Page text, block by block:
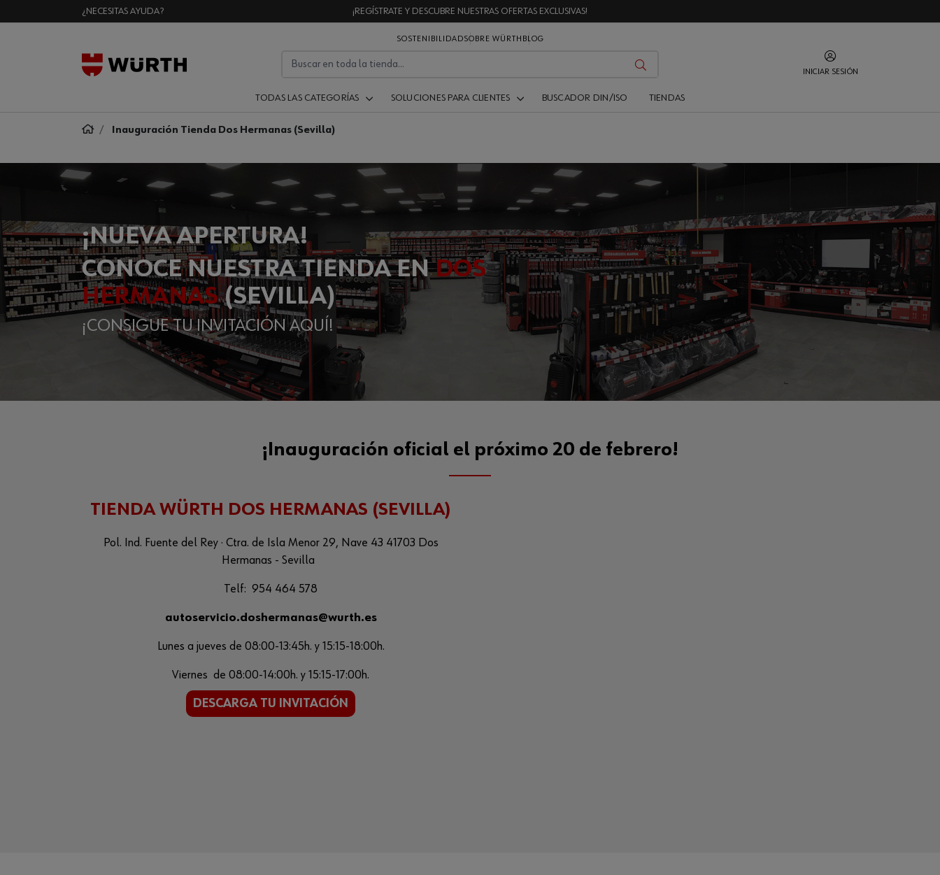
¿NECESITAS AYUDA? ¡REGÍSTRATE Y DESCUBRE NUESTRAS OFERTAS EXCLUSIVAS!
SOSTENIBILIDADSOBRE WÜRTH BLOG
INICIAR SESIÓN
TODAS LAS CATEGORÍAS SOLUCIONES PARA CLIENTES BUSCADOR DIN/ISO TIENDAS
Inauguración Tienda Dos Hermanas (Sevilla)
¡NUEVA APERTURA!
CONOCE NUESTRA TIENDA ENDOS
HERMANAS(SEVILLA)
¡CONSIGUE TU INVITACIÓN AQUÍ!
¡Inauguración oficial el próximo 20 de febrero!
TIENDA WÜRTH DOS HERMANAS (SEVILLA)
Pol. Ind. Fuente del Rey · Ctra. de Isla Menor 29, Nave 43 41703 Dos
Hermanas - Sevilla
Telf: 954 464 578
autoservicio.doshermanas@wurth.es
Lunes a jueves de 08:00-13:45h. y 15:15-18:00h.
Viernes de 08:00-14:00h. y 15:15-17:00h.
DESCARGA TU INVITACIÓN